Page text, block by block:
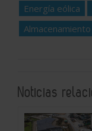
Energía eólica
Noticias